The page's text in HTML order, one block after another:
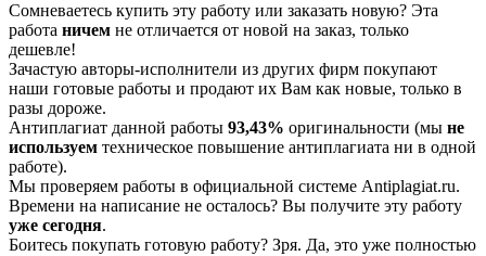
Сомневаетесь купить эту работу или заказать новую? Эта
работа ничем не отличается от новой на заказ, только
дешевле!
Зачастую авторы-исполнители из других фирм покупают
наши готовые работы и продают их Вам как новые, только в
разы дороже.
Антиплагиат данной работы 93,43% оригинальности (мы не
используем техническое повышение антиплагиата ни в одной
работе).
Мы проверяем работы в официальной системе Аntiplagiat.ru.
Времени на написание не осталось? Вы получите эту работу
уже сегодня.
Боитесь покупать готовую работу? Зря. Да, это уже полностью